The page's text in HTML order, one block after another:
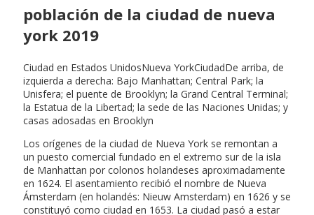
población de la ciudad de nueva
york 2019
Ciudad en Estados UnidosNueva YorkCiudadDe arriba, de
izquierda a derecha: Bajo Manhattan; Central Park; la
Unisfera; el puente de Brooklyn; la Grand Central Terminal;
la Estatua de la Libertad; la sede de las Naciones Unidas; y
casas adosadas en Brooklyn
Los orígenes de la ciudad de Nueva York se remontan a
un puesto comercial fundado en el extremo sur de la isla
de Manhattan por colonos holandeses aproximadamente
en 1624. El asentamiento recibió el nombre de Nueva
Ámsterdam (en holandés: Nieuw Amsterdam) en 1626 y se
constituyó como ciudad en 1653. La ciudad pasó a estar